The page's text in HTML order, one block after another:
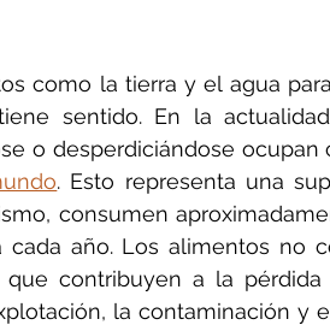
como la tierra y el agua
sentido. En la
o desperdiciándose ocupan
. Esto representa una
consumen
año. Los alimentos no
contribuyen a la
la contaminación y